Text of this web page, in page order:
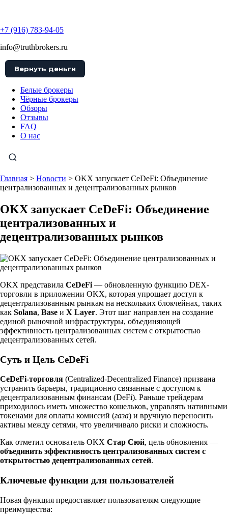
+7 (916) 783-94-05
info@truthbrokers.ru
Вернуть деньги
Белые брокеры
Чёрные брокеры
Обзоры
Отзывы
FAQ
О нас
Главная > Новости > OKX запускает CeDeFi: Объединение
централизованных и децентрализованных рынков
OKX запускает CeDeFi: Объединение
централизованных и
децентрализованных рынков
OKX представила CeDeFi — обновленную функцию DEX-
торговли в приложении OKX, которая упрощает доступ к
децентрализованным рынкам на нескольких блокчейнах, таких
как Solana, Base и X Layer. Этот шаг направлен на создание
единой рыночной инфраструктуры, объединяющей
эффективность централизованных систем с открытостью
децентрализованных сетей.
Суть и Цель CeDeFi
CeDeFi-торговля (Centralized-Decentralized Finance) призвана
устранить барьеры, традиционно связанные с доступом к
децентрализованным финансам (DeFi). Раньше трейдерам
приходилось иметь множество кошельков, управлять нативными
токенами для оплаты комиссий (газа) и вручную переносить
активы между сетями, что увеличивало риски и сложность.
Как отметил основатель OKX Стар Сюй, цель обновления —
объединить эффективность централизованных систем с
открытостью децентрализованных сетей.
Ключевые функции для пользователей
Новая функция предоставляет пользователям следующие
преимущества: